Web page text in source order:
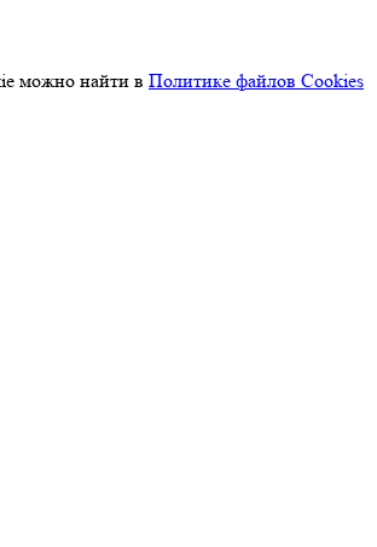
можно найти в Политике файлов Cookies